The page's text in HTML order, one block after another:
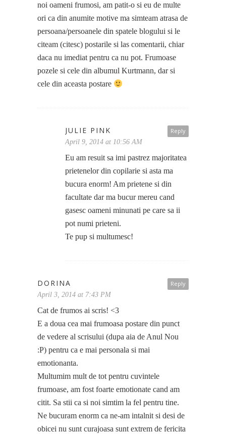
noi oameni frumosi, am patit-o si eu de multe
ori ca din anumite motive ma simteam atrasa de
persoana/persoanele din spatele blogului si le
citeam (citesc) postarile si las comentarii, chiar
daca nu imediat pentru ca nu pot. Frumoase
pozele si cele din albumul Kurtmann, dar si
cele din aceasta postare
Reply
JULIE PINK
April 9, 2014 at 10:56 AM
Eu am resuit sa imi pastrez majoritatea
prietenelor din copilarie si asta ma
bucura enorm! Am prietene si din
facultate dar ma bucur mereu cand
gasesc oameni minunati pe care sa ii
pot numi prieteni.
Te pup si multumesc!
Reply
DORINA
April 3, 2014 at 7:43 PM
Cat de frumos ai scris! <3
E a doua cea mai frumoasa postare din punct
de vedere al scrisului (dupa aia de Anul Nou
:P) pentru ca e mai personala si mai
emotionanta.
Multumim mult de tot pentru cuvintele
frumoase, am fost foarte emotionate cand am
citit. Sa stii ca si noi simtim la fel pentru tine.
Ne bucuram enorm ca ne-am intalnit si desi de
obicei nu sunt curajoasa sunt extrem de fericita